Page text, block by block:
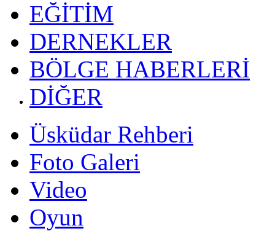
EĞİTİM
DERNEKLER
BÖLGE HABERLERİ
DİĞER
Üsküdar Rehberi
Foto Galeri
Video
Oyun